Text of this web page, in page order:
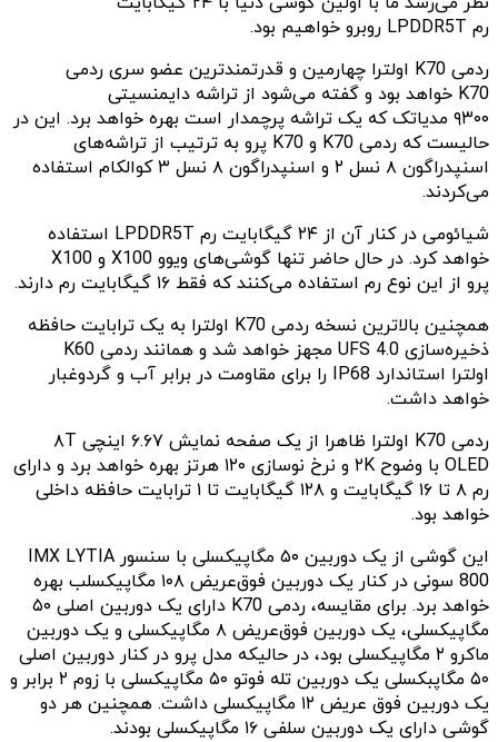
رم LPDDR5T روبرو خواهیم بود.
ردمی K70 اولترا چهارمین و قدرتمندترین عضو سری ردمی
K70 خواهد بود و گفته می‌شود از تراشه دایمنسیتی
۹۳۰۰ مدیاتک که یک تراشه پرچمدار است بهره خواهد برد. این در
حالیست که ردمی K70 و K70 پرو به ترتیب از تراشه‌های
اسنپدراگون ۸ نسل ۲ و اسنپدراگون ۸ نسل ۳ کوالکام استفاده
می‌کردند.
شیائومی در کنار آن از ۲۴ گیگابایت رم LPDDR5T استفاده
خواهد کرد. در حال‌ حاضر تنها گوشی‌های ویوو X100 و X100
پرو از این نوع رم استفاده می‌کنند که فقط ۱۶ گیگابایت رم دارند.
همچنین بالاترین نسخه ردمی K70 اولترا به یک ترابایت حافظه
ذخیره‌سازی UFS 4.0 مجهز خواهد شد و همانند ردمی K60
اولترا استاندارد IP68 را برای مقاومت در برابر آب و گردوغبار
خواهد داشت.
ردمی K70 اولترا ظاهرا از یک صفحه نمایش ۶.۶۷ اینچی ۸T
OLED با وضوح ۲K و نرخ نوسازی ۱۲۰ هرتز بهره خواهد برد و دارای
رم ۸ تا ۱۶ گیگابایت و ۱۲۸ گیگابایت تا ۱ ترابایت حافظه داخلی
خواهد بود.
این گوشی از یک دوربین ۵۰ مگاپیکسلی با سنسور IMX LYTIA
800 سونی در کنار یک دوربین فوق‌عریض ۱۰۸ مگاپیکسلب بهره
خواهد برد. برای مقایسه، ردمی K70 دارای یک دوربین اصلی ۵۰
مگاپیکسلی، یک دوربین فوق‌عریض ۸ مگاپیکسلی و یک دوربین
ماکرو ۲ مگاپیکسلی بود، در حالیکه مدل پرو در کنار دوربین اصلی
۵۰ مگاپبکسلی یک دوربین تله فوتو ۵۰ مگاپیکسلی با زوم ۲ برابر و
یک دوربین فوق عریض ۱۲ مگاپیکسلی داشت. همچنین هر دو
گوشی دارای یک دوربین سلفی ۱۶ مگاپیکسلی بودند.